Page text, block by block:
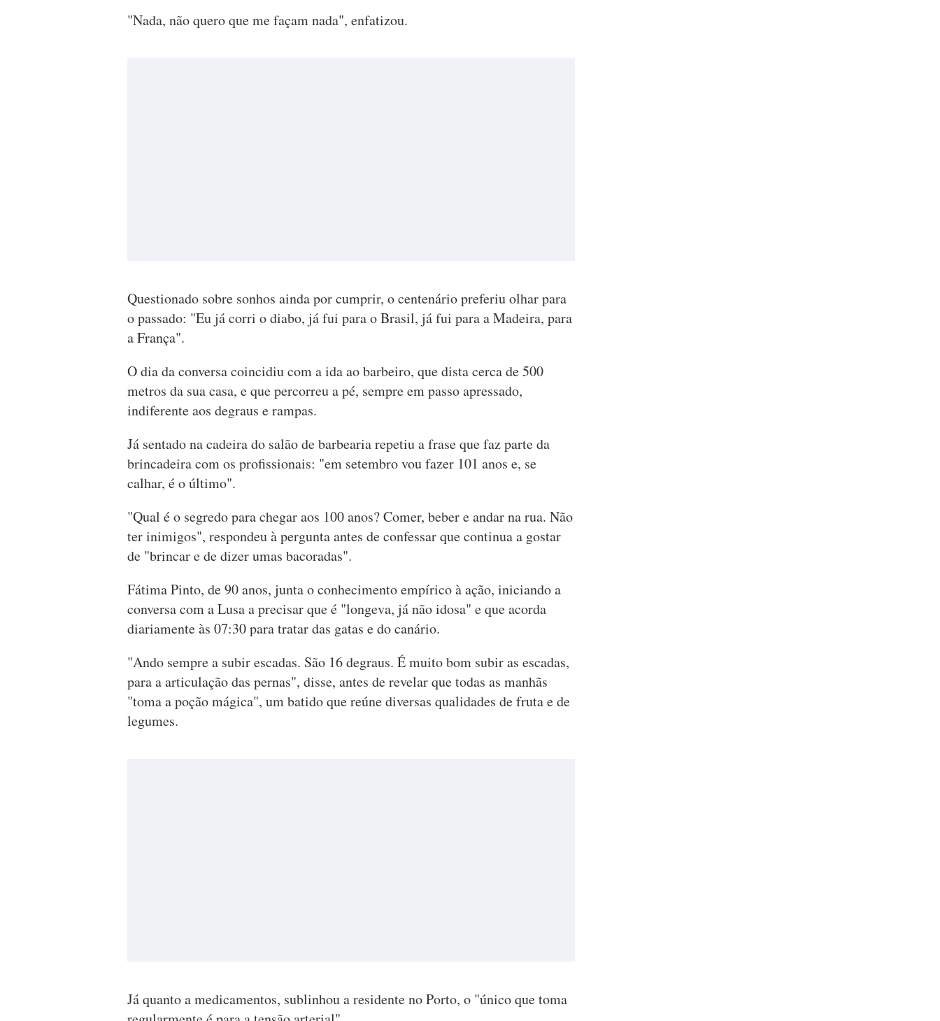
"Nada, não quero que me façam nada", enfatizou.
Questionado sobre sonhos ainda por cumprir, o centenário preferiu olhar para
o passado: "Eu já corri o diabo, já fui para o Brasil, já fui para a Madeira, para
a França".
O dia da conversa coincidiu com a ida ao barbeiro, que dista cerca de 500
metros da sua casa, e que percorreu a pé, sempre em passo apressado,
indiferente aos degraus e rampas.
Já sentado na cadeira do salão de barbearia repetiu a frase que faz parte da
brincadeira com os profissionais: "em setembro vou fazer 101 anos e, se
calhar, é o último".
"Qual é o segredo para chegar aos 100 anos? Comer, beber e andar na rua. Não
ter inimigos", respondeu à pergunta antes de confessar que continua a gostar
de "brincar e de dizer umas bacoradas".
Fátima Pinto, de 90 anos, junta o conhecimento empírico à ação, iniciando a
conversa com a Lusa a precisar que é "longeva, já não idosa" e que acorda
diariamente às 07:30 para tratar das gatas e do canário.
"Ando sempre a subir escadas. São 16 degraus. É muito bom subir as escadas,
para a articulação das pernas", disse, antes de revelar que todas as manhãs
"toma a poção mágica", um batido que reúne diversas qualidades de fruta e de
legumes.
Já quanto a medicamentos, sublinhou a residente no Porto, o "único que toma